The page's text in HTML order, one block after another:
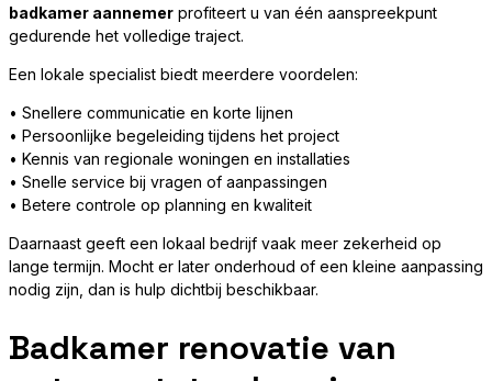
badkamer aannemer profiteert u van één aanspreekpunt
gedurende het volledige traject.
Een lokale specialist biedt meerdere voordelen:
• Snellere communicatie en korte lijnen
• Persoonlijke begeleiding tijdens het project
• Kennis van regionale woningen en installaties
• Snelle service bij vragen of aanpassingen
• Betere controle op planning en kwaliteit
Daarnaast geeft een lokaal bedrijf vaak meer zekerheid op
lange termijn. Mocht er later onderhoud of een kleine aanpassing
nodig zijn, dan is hulp dichtbij beschikbaar.
Badkamer renovatie van